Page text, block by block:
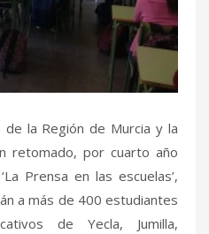
la Región de Murcia y la
retomado, por cuarto año
Prensa en las escuelas’,
a más de 400 estudiantes
de Yecla, Jumilla,